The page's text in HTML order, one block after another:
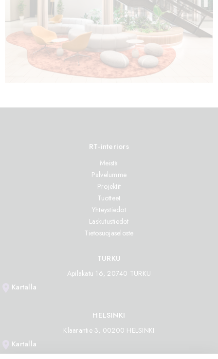
RT-interiors
Meistä
Palvelumme
Projektit
Tuotteet
Yhteystiedot
Laskutustiedot
Tietosuojaseloste
TURKU
Apilakatu 16, 20740 TURKU
Kartalla
HELSINKI
Klaarantie 3, 00200 HELSINKI
Kartalla